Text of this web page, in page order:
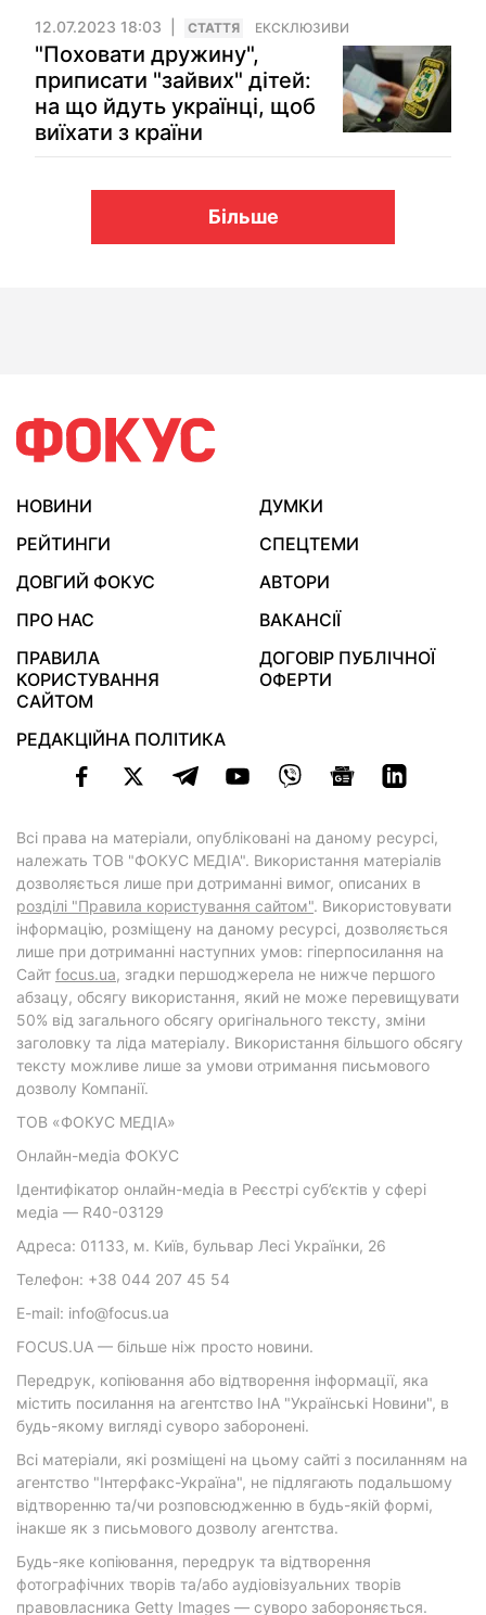
12.07.2023 18:03 СТАТТЯ ЕКСКЛЮЗИВИ
"Поховати дружину",
приписати "зайвих" дітей:
на що йдуть українці, щоб
виїхати з країни
Більше
НОВИНИ
ДУМКИ
РЕЙТИНГИ
СПЕЦТЕМИ
ДОВГИЙ ФОКУС
АВТОРИ
ПРО НАС
ВАКАНСІЇ
ПРАВИЛА
КОРИСТУВАННЯ
САЙТОМ
ДОГОВІР ПУБЛІЧНОЇ
ОФЕРТИ
РЕДАКЦІЙНА ПОЛІТИКА
Всі права на матеріали, опубліковані на даному ресурсі,
належать ТОВ "ФОКУС МЕДІА". Використання матеріалів
дозволяється лише при дотриманні вимог, описаних в
розділі "Правила користування сайтом". Використовувати
інформацію, розміщену на даному ресурсі, дозволяється
лише при дотриманні наступних умов: гіперпосилання на
Cайт focus.ua, згадки першоджерела не нижче першого
абзацу, обсягу використання, який не може перевищувати
50% від загального обсягу оригінального тексту, зміни
заголовку та ліда матеріалу. Використання більшого обсягу
тексту можливе лише за умови отримання письмового
дозволу Компанії.
ТОВ «ФОКУС МЕДІА»
Онлайн-медіа ФОКУС
Ідентифікатор онлайн-медіа в Реєстрі суб’єктів у сфері
медіа — R40-03129
Адреса: 01133, м. Київ, бульвар Лесі Українки, 26
Телефон: +38 044 207 45 54
E-mail: info@focus.ua
FOCUS.UA — більше ніж просто новини.
Передрук, копіювання або відтворення інформації, яка
містить посилання на агентство ІнА "Українські Новини", в
будь-якому вигляді суворо заборонені.
Всі матеріали, які розміщені на цьому сайті з посиланням на
агентство "Інтерфакс-Україна", не підлягають подальшому
відтворенню та/чи розповсюдженню в будь-якій формі,
інакше як з письмового дозволу агентства.
Будь-яке копіювання, передрук та відтворення
фотографічних творів та/або аудіовізуальних творів
правовласника Getty Images — суворо забороняється.